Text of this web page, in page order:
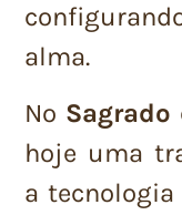
alma.
No Sagrado
hoje uma
a tecnologia